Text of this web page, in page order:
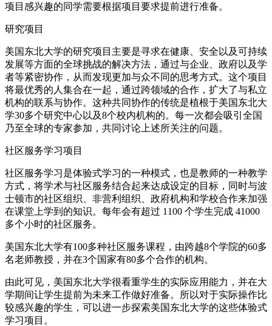
项目感兴趣的同学需要根据项目要求提前进行准备。
研究项目
美国东北大学的研究项目主要是寻求在健康、安全以及可持续
发展等方面的全球挑战的解决方法，通过与企业、政府以及学
者等紧密协作，从而发现更加与众不同的思考方式。这个项目
将最优秀的人集合在一起，通过跨领域的合作，扩大了与私立
机构的联系与协作。这种共同协作的传统是植根于美国东北大
学30多个研究中心以及8个校内机构的。每一次都会吸引全国
乃至全球的专家参加，共同讨论上述所关注的问题。
社区服务学习项目
社区服务学习是体验式学习的一种模式，也是教师的一种教学
方式，将学术与社区服务结合起来达成设定的目标，同时与波
士顿市的社区组织、非营利组织、政府机构和学校合作来加强
在课堂上学到的知识。每年会有超过 1100 个学生完成 41000
多个小时的社区服务。
美国东北大学有100多种社区服务课程，由跨越8个学院的60多
名老师教授，并在3个国家有80多个合作的机构。
由此可见，美国东北大学很看重学生的实际应用能力，并在大
学期间让学生提前为未来工作做好准备。所以对于实际操作比
较感兴趣的学生，可以进一步探索美国东北大学的这些体验式
学习项目。